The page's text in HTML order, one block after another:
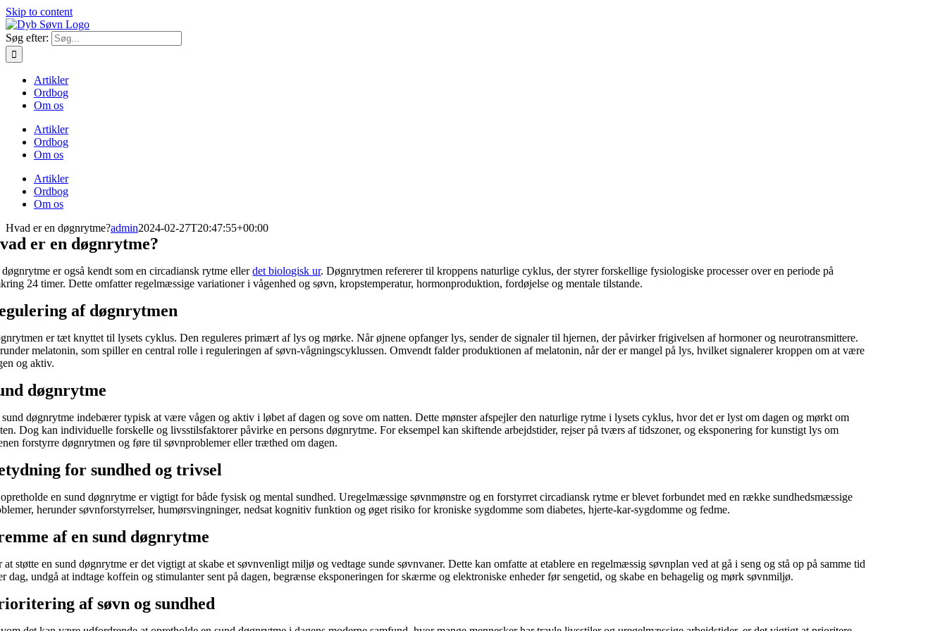
Skip to content
Søg efter:
Artikler
Ordbog
Om os
Artikler
Ordbog
Om os
Artikler
Ordbog
Om os
Hvad er en døgnrytme?admin2024-02-27T20:47:55+00:00
er en døgnrytme?
er også kendt som en circadiansk rytme ellerdet biologisk ur. Døgnrytmen refererer til kroppens naturlige cyklus, der styrer forskellige fysiologiske processer over en periode på
24 timer. Dette omfatter regelmæssige variationer i vågenhed og søvn, kropstemperatur, hormonproduktion, fordøjelse og mentale tilstande.
af døgnrytmen
er tæt knyttet til lysets cyklus. Den reguleres primært af lys og mørke. Når øjnene opfanger lys, sender de signaler til hjernen, der påvirker frigivelsen af hormoner og neurotransmittere.
melatonin, som spiller en central rolle i reguleringen af søvn-vågningscyklussen. Omvendt falder produktionen af melatonin, når der er mangel på lys, hvilket signalerer kroppen om at være
og aktiv.
døgnrytme
sund døgnrytme indebærer typisk at være vågen og aktiv i løbet af dagen og sove om natten. Dette mønster afspejler den naturlige rytme i lysets cyklus, hvor det er lyst om dagen og mørkt om
Dog kan individuelle forskelle og livsstilsfaktorer påvirke en persons døgnrytme. For eksempel kan skiftende arbejdstider, rejser på tværs af tidszoner, og eksponering for kunstigt lys om
forstyrre døgnrytmen og føre til søvnproblemer eller træthed om dagen.
for sundhed og trivsel
en sund døgnrytme er vigtigt for både fysisk og mental sundhed. Uregelmæssige søvnmønstre og en forstyrret circadiansk rytme er blevet forbundet med en række sundhedsmæssige
herunder søvnforstyrrelser, humørsvingninger, nedsat kognitiv funktion og øget risiko for kroniske sygdomme som diabetes, hjerte-kar-sygdomme og fedme.
af en sund døgnrytme
at støtte en sund døgnrytme er det vigtigt at skabe et søvnvenligt miljø og vedtage sunde søvnvaner. Dette kan omfatte at etablere en regelmæssig søvnplan ved at gå i seng og stå op på samme tid
dag, undgå at indtage koffein og stimulanter sent på dagen, begrænse eksponeringen for skærme og elektroniske enheder før sengetid, og skabe en behagelig og mørk søvnmiljø.
af søvn og sundhed